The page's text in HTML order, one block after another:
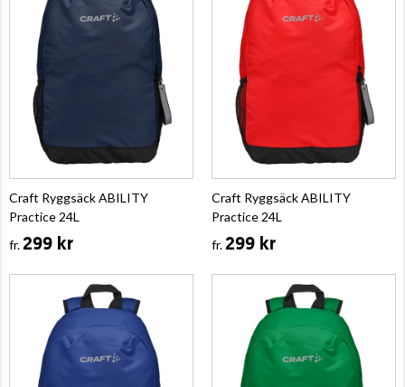
Craft Ryggsäck ABILITY
Practice 24L
fr.299 kr
Craft Ryggsäck ABILITY
Practice 24L
fr.299 kr